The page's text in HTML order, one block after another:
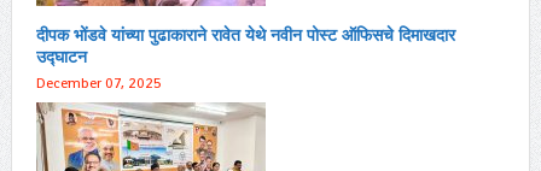
दीपक भोंडवे यांच्या पुढाकाराने रावेत येथे नवीन पोस्ट ऑफिसचे दिमाखदार
उद्घाटन
December 07, 2025